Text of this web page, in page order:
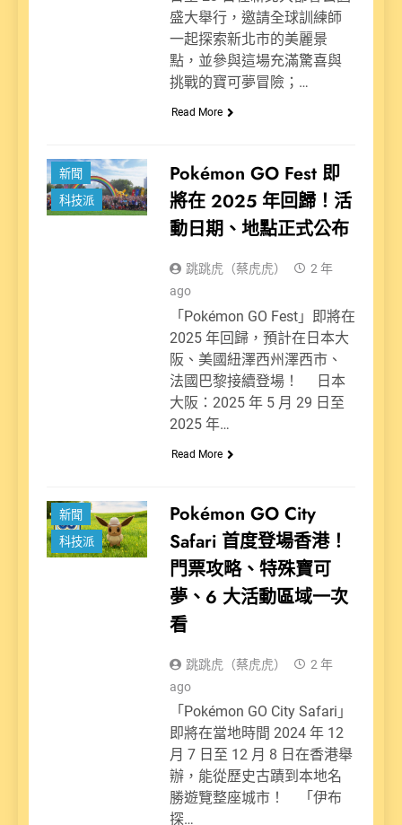
盛大舉行，邀請全球訓練師
一起探索新北市的美麗景
點，並參與這場充滿驚喜與
挑戰的寶可夢冒險；…
Read More
新聞
科技派
Pokémon GO Fest 即
將在 2025 年回歸！活
動日期、地點正式公布
跳跳虎（蔡虎虎）
2 年
ago
「Pokémon GO Fest」即將在
2025 年回歸，預計在日本大
阪、美國紐澤西州澤西市、
法國巴黎接續登場！ 日本
大阪：2025 年 5 月 29 日至
2025 年…
Read More
新聞
科技派
Pokémon GO City
Safari 首度登場香港！
門票攻略、特殊寶可
夢、6 大活動區域一次
看
跳跳虎（蔡虎虎）
2 年
ago
「Pokémon GO City Safari」
即將在當地時間 2024 年 12
月 7 日至 12 月 8 日在香港舉
辦，能從歷史古蹟到本地名
勝遊覽整座城市！ 「伊布
探…